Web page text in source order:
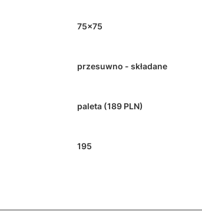
75x75
przesuwno - składane
paleta (189 PLN)
195